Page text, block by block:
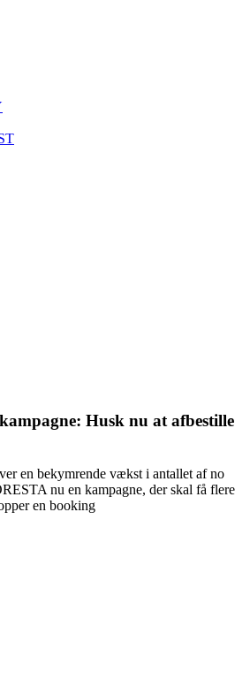
Husk nu at afbestille
en bekymrende vækst i antallet af no
nu en kampagne, der skal få flere
en booking